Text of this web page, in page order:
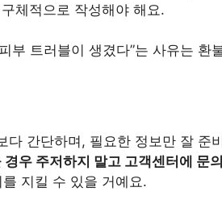
체적으로 작성해야 해요.
부 트러블이 생겼다”는 사유는 환
다 간단하며, 필요한 정보만 잘 준
우 주저하지 말고 고객센터에 문
지킬 수 있을 거예요.